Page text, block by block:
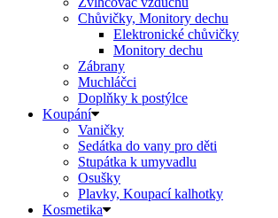
Chůvičky, Monitory dechu
Elektronické chůvičky
Monitory dechu
Zábrany
Muchláčci
Doplňky k postýlce
Koupání
Vaničky
Sedátka do vany pro děti
Stupátka k umyvadlu
Osušky
Plavky, Koupací kalhotky
Kosmetika